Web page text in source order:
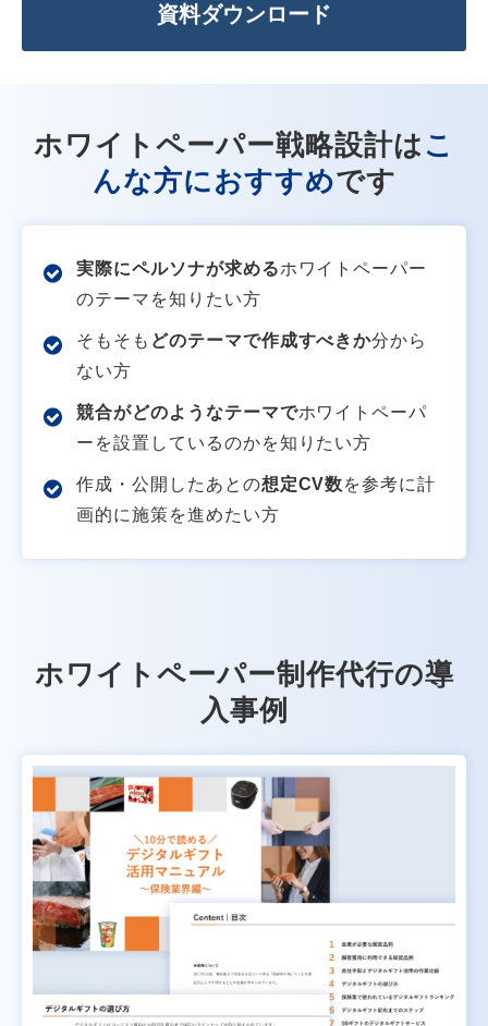
資料ダウンロード
ホワイトペーパー戦略設計は こ
んな方におすすめです
実際にペルソナが求めるホワイトペーパー
のテーマを知りたい方
そもそも どのテーマで作成すべきか分から
ない方
競合がどのようなテーマでホワイトペーパ
ーを設置しているのかを知りたい方
作成・公開したあとの想定CV数を参考に計
画的に施策を進めたい方
ホワイトペーパー制作代行の導
入事例